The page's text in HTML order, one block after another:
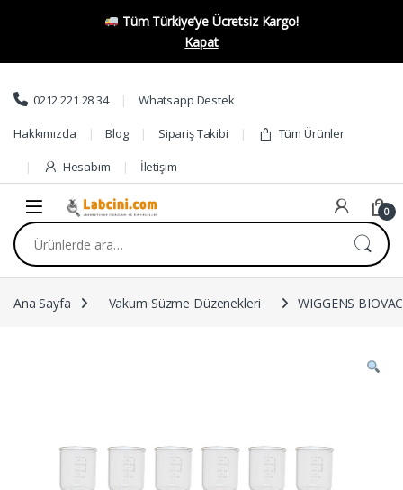
Tüm Türkiye’ye Ücretsiz Kargo!
Kapat
Skip to navigation
Skip to content
0212 221 28 34 Whatsapp Destek
Hakkımızda Blog Sipariş Takibi Tüm Ürünler
Hesabım İletişim
0
Ara:
Ana Sayfa Vakum Süzme Düzenekleri WIGGENS